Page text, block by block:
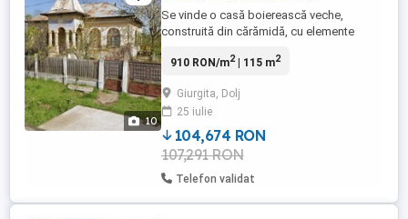
10
Se vinde o casă boierească veche,
construită din cărămidă, cu elemente
(pridvor, coloane, decorațiuni) in loc
beci încăpător, teren generos de 1543 mp,
deschidere la stradă de 32 m, curte cu
pomi și anexă (grajd 64 mp). Situată ...
910 RON/m2| 115 m2
Giurgita, Dolj
25 iulie
104,674 RON
107,291 RON
Telefon validat